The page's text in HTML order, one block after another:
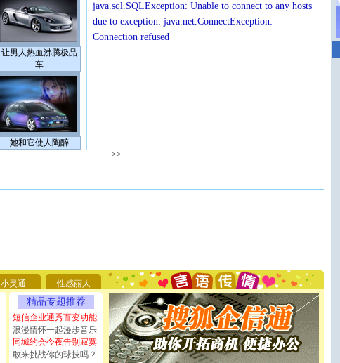
让男人热血沸腾极品
车
她和它使人陶醉
java.sql.SQLException: Unable to connect to any hosts
due to exception: java.net.ConnectException:
Connection refused
>>
小灵通 性感丽人
精品专题推荐
短信企业通秀百变功能
浪漫情怀一起漫步音乐
同城约会今夜告别寂寞
敢来挑战你的球技吗？
要平安！千万要知足！千万不要忘记我！
[圣诞节]不只这样的日子才会想起你,而是这样的日子才
能正大光明地骚扰你,告诉你,圣诞要快乐!新年要快乐!天
天都要快乐噢!
[圣诞节]奉上一颗祝福的心,在这个特别的日子里,愿幸福,
如意,快乐,鲜花,一切美好的祝愿与你同在.圣诞快乐!
[元旦]看到你我会触电；看不到你我要充电；没有你我会
断电。爱你是我职业，想你是我事业，抱你是我特长，吻